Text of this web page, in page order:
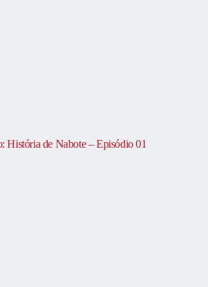
História de Nabote – Episódio 01